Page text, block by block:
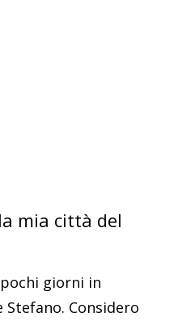
mia città del
giorni in
Considero